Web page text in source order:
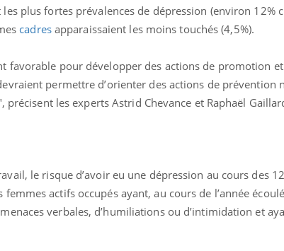
plus fortes prévalences de dépression (environ 12%
cadresapparaissaient les moins touchés (4,5%).
favorable pour développer des actions de promotion
permettre d’orienter des actions de prévention
précisent les experts Astrid Chevance et Raphaël
le risque d’avoir eu une dépression au cours des
actifs occupés ayant, au cours de l’année
verbales, d’humiliations ou d’intimidation et